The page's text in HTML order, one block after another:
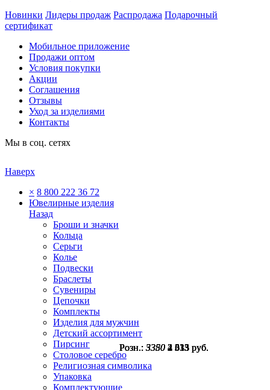
Розн.: 5380 4 035 руб.
Розн.: 3350 2 513 руб.
Розн.: 3350 2 513 руб.
Розн.: 3350 2 513 руб.
Новинки Лидеры продаж Распродажа Подарочный
сертификат
Мобильное приложение
Продажи оптом
Условия покупки
Акции
Соглашения
Отзывы
Уход за изделиями
Контакты
Мы в соц. сетях
Наверх
× 8 800 222 36 72
Ювелирные изделия
Назад
Броши и значки
Кольца
Серьги
Колье
Подвески
Браслеты
Сувениры
Цепочки
Комплекты
Изделия для мужчин
Детский ассортимент
Пирсинг
Столовое серебро
Религиозная символика
Упаковка
Комплектующие